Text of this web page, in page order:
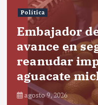
Política
Embajador
avance en
reanudar
aguacate
agosto 9, 2026